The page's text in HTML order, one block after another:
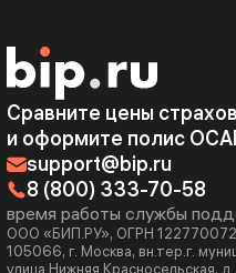
Сравните цены
и оформите полис
support@bip.ru
8 (800) 333-70-58
время работы службы
ООО «БИП.РУ», ОГРН
105066, г. Москва, вн.тер.г.
улица Нижняя Красносельская,